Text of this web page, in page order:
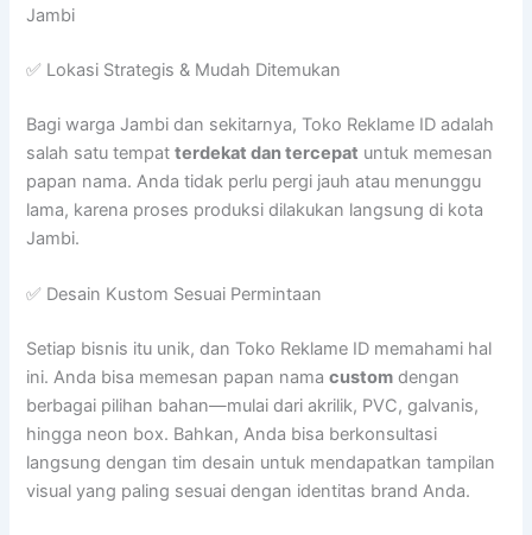
Jambi
✅ Lokasi Strategis & Mudah Ditemukan
Bagi warga Jambi dan sekitarnya, Toko Reklame ID adalah
salah satu tempatterdekat dan tercepat untuk memesan
papan nama. Anda tidak perlu pergi jauh atau menunggu
lama, karena proses produksi dilakukan langsung di kota
Jambi.
✅ Desain Kustom Sesuai Permintaan
Setiap bisnis itu unik, dan Toko Reklame ID memahami hal
ini. Anda bisa memesan papan namacustom dengan
berbagai pilihan bahan—mulai dari akrilik, PVC, galvanis,
hingga neon box. Bahkan, Anda bisa berkonsultasi
langsung dengan tim desain untuk mendapatkan tampilan
visual yang paling sesuai dengan identitas brand Anda.